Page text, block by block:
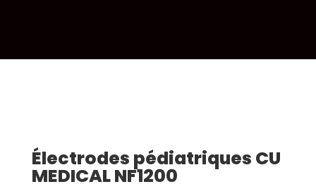
Électrodes pédiatriques CU
MEDICAL NF1200